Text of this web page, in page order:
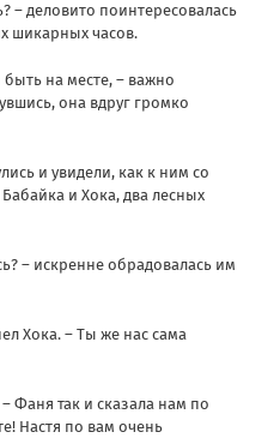
– деловито поинтересовалась
шикарных часов.
на месте, – важно
она вдруг громко
и увидели, как к ним со
и Хока, два лесных
– искренне обрадовалась им
Хока. – Ты же нас сама
Фаня так и сказала нам по
Настя по вам очень